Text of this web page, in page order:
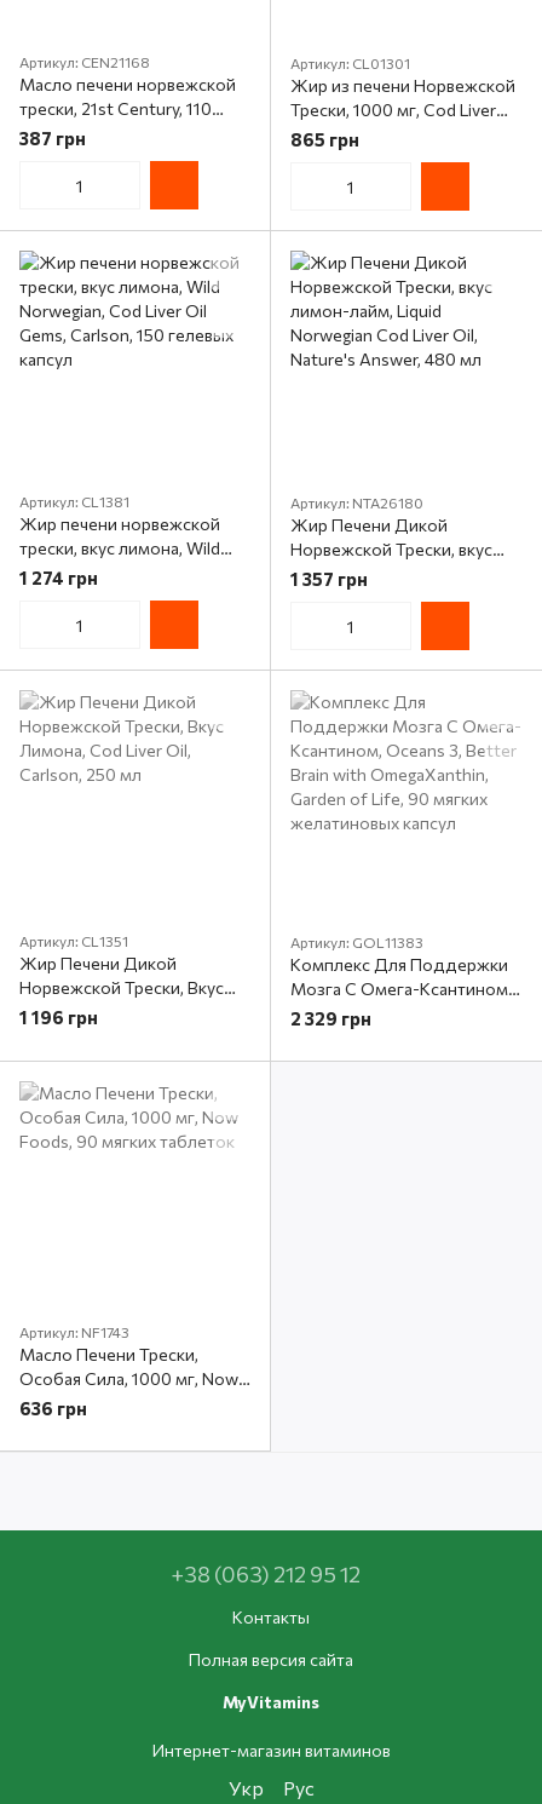
Артикул: CEN21168
Масло печени норвежской
трески, 21st Century, 110
желатиновых капсул
387 грн
Артикул: CL01301
Жир из печени Норвежской
Трески, 1000 мг, Cod Liver
Oil, Carlson, 100 гелевых
865 грн
Артикул: CL1381
Жир печени норвежской
трески, вкус лимона, Wild
Norwegian, Cod Liver Oil
Gems, Carlson, 150 гелевых
1 274 грн
Артикул: NTA26180
Жир Печени Дикой
Норвежской Трески, вкус
лимон-лайм, Liquid
Norwegian Cod Liver Oil,
Nature's Answer, 480 мл
1 357 грн
Артикул: CL1351
Жир Печени Дикой
Норвежской Трески, Вкус
Лимона, Cod Liver Oil,
1 196 грн
Артикул: GOL11383
Комплекс Для Поддержки
Мозга С Омега-Ксантином,
Oceans 3, Better Brain with
Life, 90 мягких желатиновых
2 329 грн
Артикул: NF1743
Масло Печени Трески,
Особая Сила, 1000 мг, Now
Foods, 90 мягких таблеток
636 грн
+38 (063) 212 95 12
Контакты
Полная версия сайта
MyVitamins
Интернет-магазин витаминов
Укр Рус